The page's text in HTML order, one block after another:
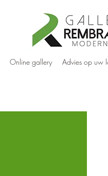
Online gallery Advies op uw